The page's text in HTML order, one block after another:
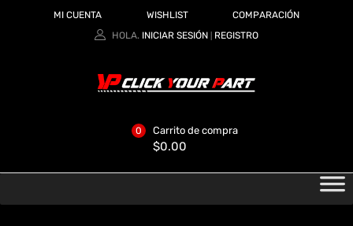
MI CUENTA WISHLIST
COMPARACIÓN
HOLA. INICIAR SESIÓN REGISTRO
Carrito de compra
$0.00
0